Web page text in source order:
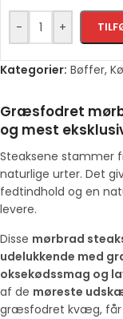
- +
Kategorier: Bøffer,
Græsfodret
og mest
Steaksene stammer
naturlige urter. Det
fedtindhold og en
levere.
Disse mørbrad
udelukkende med
oksekødssmag og
af de møreste
græsfodret kvæg, får